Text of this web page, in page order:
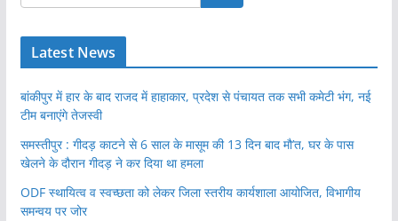
Latest News
बांकीपुर में हार के बाद राजद में हाहाकार, प्रदेश से पंचायत तक सभी कमेटी भंग, नई
टीम बनाएंगे तेजस्वी
समस्तीपुर : गीदड़ काटने से 6 साल के मासूम की 13 दिन बाद मौ’त, घर के पास
खेलने के दौरान गीदड़ ने कर दिया था हमला
ODF स्थायित्व व स्वच्छता को लेकर जिला स्तरीय कार्यशाला आयोजित, विभागीय
समन्वय पर जोर